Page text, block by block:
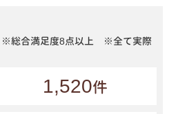
※総合満足度8点以上 ※全て実際
1,520件